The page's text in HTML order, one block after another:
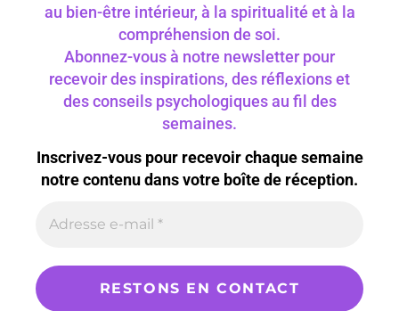
au bien-être intérieur, à la spiritualité et à la
compréhension de soi.
Abonnez-vous à notre newsletter pour
recevoir des inspirations, des réflexions et
des conseils psychologiques au fil des
semaines.
Inscrivez-vous pour recevoir chaque semaine
notre contenu dans votre boîte de réception.